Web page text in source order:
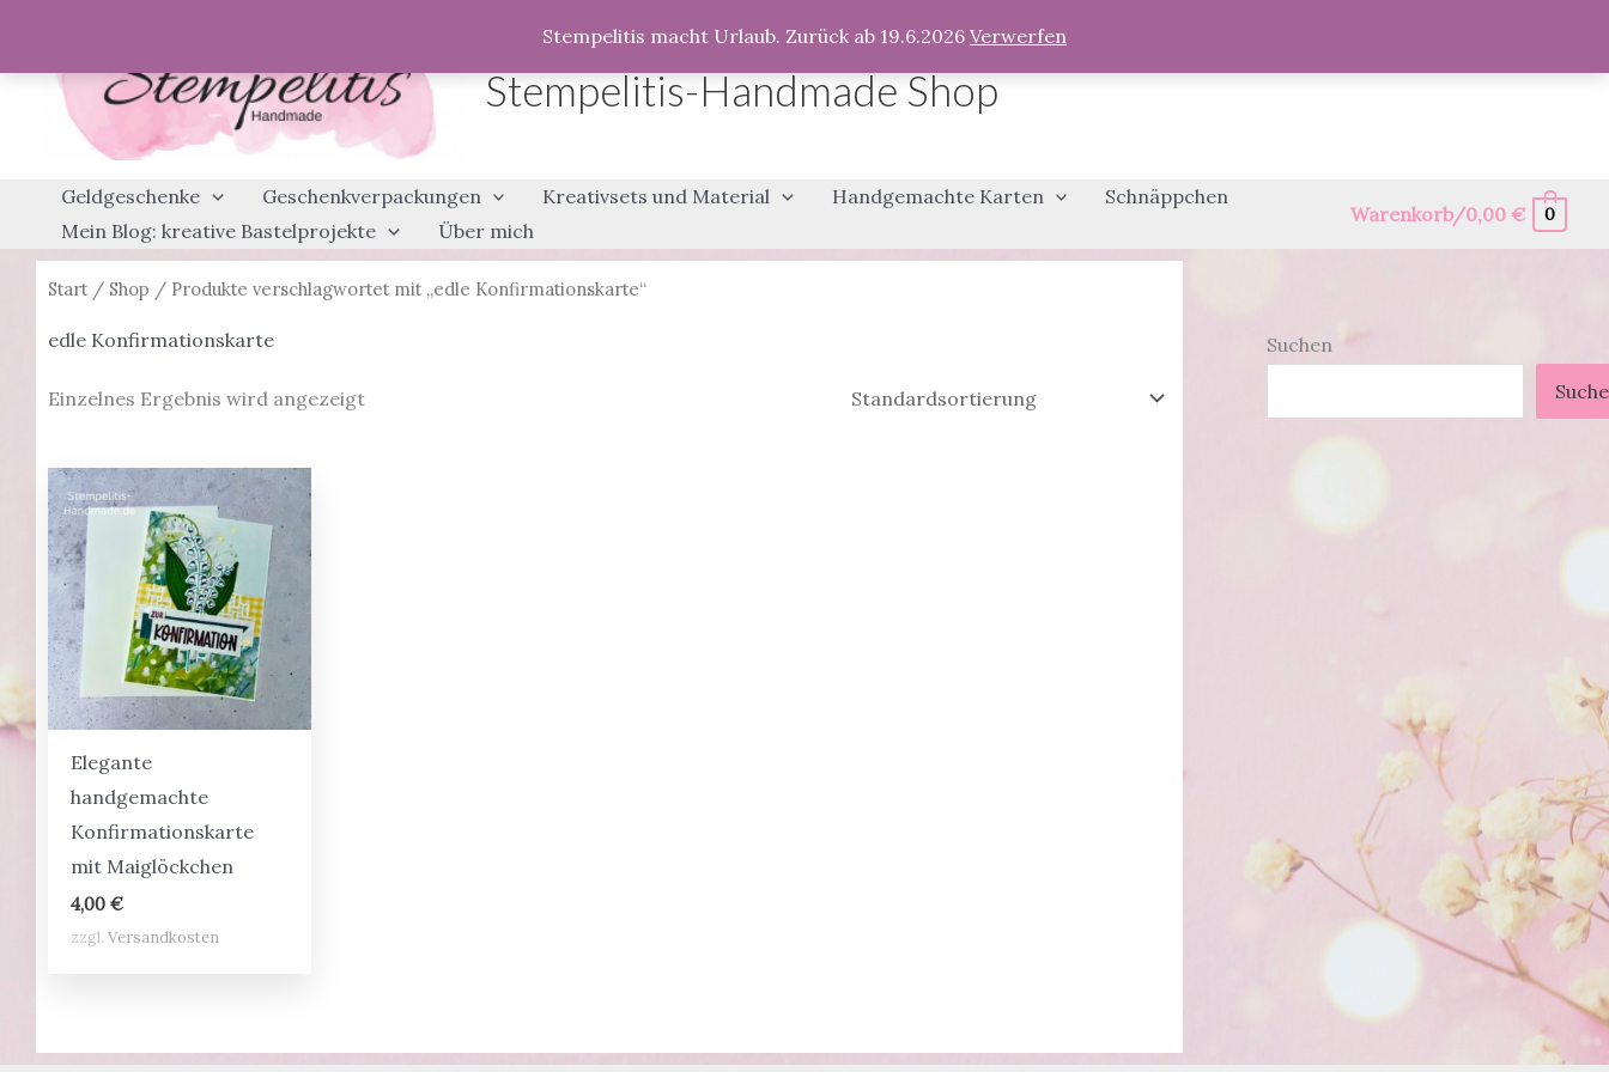
Stempelitis macht Urlaub. Zurück ab 19.6.2026 Verwerfen
springen
Stempelitis-Handmade Shop
Geldgeschenke Geschenkverpackungen Kreativsets und Material Handgemachte Karten
Schnäppchen
Mein Blog: kreative Bastelprojekte
Über mich
Warenkorb/0,00€ 0
Start / Shop / Produkte verschlagwortet mit „edle Konfirmationskarte“
edle Konfirmationskarte
Einzelnes Ergebnis wird angezeigt
Elegante
handgemachte
Konfirmationskarte
mit Maiglöckchen
4,00€
zzgl.Versandkosten
Suchen